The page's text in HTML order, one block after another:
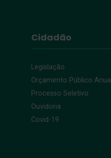
Cidadão
Legislação
Orçamento Público Anual
Processo Seletivo
Ouvidoria
Covid-19